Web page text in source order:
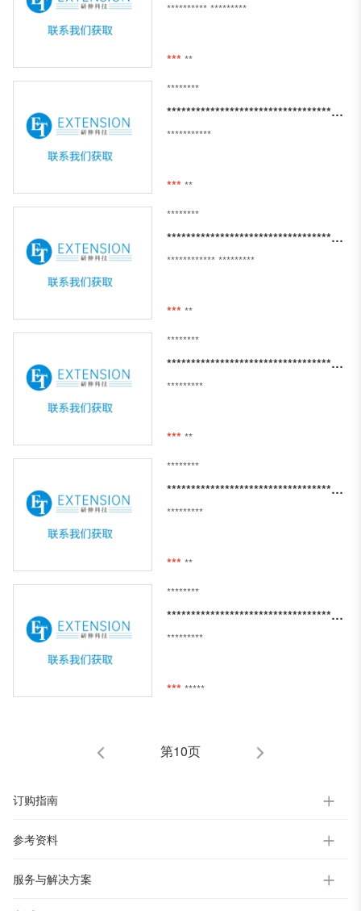
********** *********
*** **
********
************************************************************************
***********
*** **
********
********************************************************************************************
************ *********
*** **
********
*****************************************************************************************************************************
*********
*** **
********
****************************************************************************************************************
*********
*** **
********
*********************************************************************************************
*********
*** *****
第10页
订购指南
参考资料
服务与解决方案